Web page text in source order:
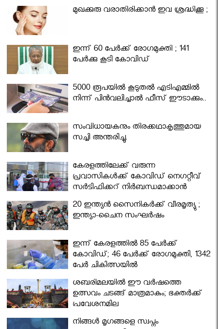
മുഖക്കുരു വരാതിരിക്കാന്‍ ഇവ ശ്രദ്ധിക്കൂ ;
ഇന്ന് 60 പേർക്ക് രോഗമുക്തി ; 141
പേര്‍ക്കു കൂടി കോവിഡ്
5000 രൂപയിൽ കൂടുതൽ എടിഎമ്മിൽ
നിന്ന് പിൻവലിച്ചാൽ ഫീസ് ഈടാക്കും..
സംവിധായകനും തിരക്കഥാകൃത്തുമായ
സച്ചി അന്തരിച്ചു.
കേരളത്തിലേക്ക് വരുന്ന
പ്രവാസികള്‍ക്ക് കോവിഡ് നെഗറ്റീവ്
സര്‍ട്ടിഫിക്കറ്റ് നിർബന്ധമാക്കാൻ
മന്ത്രിസഭ
20 ഇന്ത്യൻ സൈനികർക്ക് വീരമൃത്യു ;
ഇന്ത്യാ-ചൈന സംഘർഷം
ഇന്ന് കേരളത്തിൽ 85 പേർക്ക്
കോവിഡ്; 46 പേർക്ക് രോഗമുക്തി, 1342
പേർ ചികിത്സയിൽ
ശബരിമലയില്‍ ഈ വർഷത്തെ
ഉത്സവം ചടങ്ങ് മാത്രമാകും; ഭക്തർക്ക്
പ്രവേശനമില്ല
നിങ്ങള്‍ മൃഗങ്ങളെ സ്വപ്നം